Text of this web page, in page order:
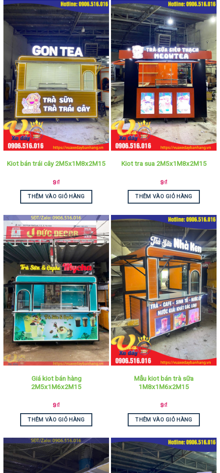
Kiot bán trái cây 2M5x1M8x2M15
9₫
THÊM VÀO GIỎ HÀNG
Kiot tra sua 2M5x1M8x2M15
9₫
THÊM VÀO GIỎ HÀNG
Giá kiot bán hàng
2M5x1M6x2M15
9₫
THÊM VÀO GIỎ HÀNG
Mẫu kiot bán trà sữa
1M8x1M6x2M15
9₫
THÊM VÀO GIỎ HÀNG